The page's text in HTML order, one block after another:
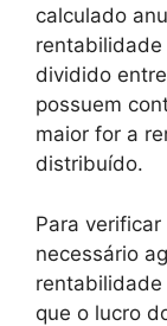
calculado
dividido
possuem
maior for a
distribuído.
Para
necessário
que o lucro